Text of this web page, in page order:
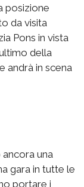
posizione
da visita
Pons in vista
della
andrà in scena
una
gara in tutte le
portare i